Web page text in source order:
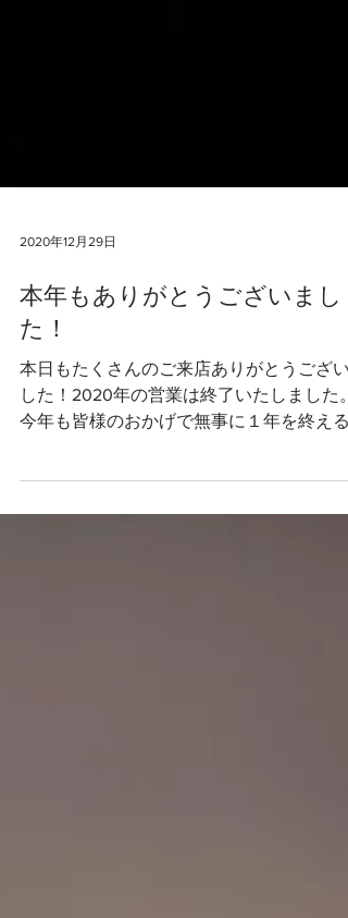
本年もありがとうございまし
た！
本日もたくさんのご来店ありがとうござい
した！2020年の営業は終了いたしました。
とが出来ました。ご来店下さるお客さま、